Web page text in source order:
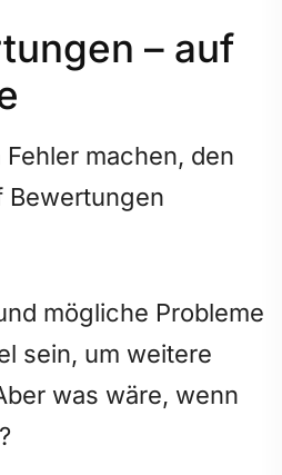
– auf
machen, den
Bewertungen
mögliche Probleme
sein, um weitere
was wäre, wenn